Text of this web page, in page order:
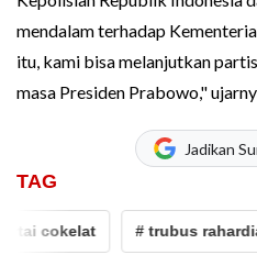
mendalam terhadap
itu, kami bisa melanjutkan
masa Presiden Prabowo,"
Jadikan
TAG
cokelat # trubus